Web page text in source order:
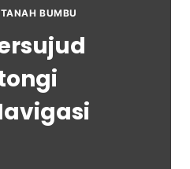
TANAH BUMBU